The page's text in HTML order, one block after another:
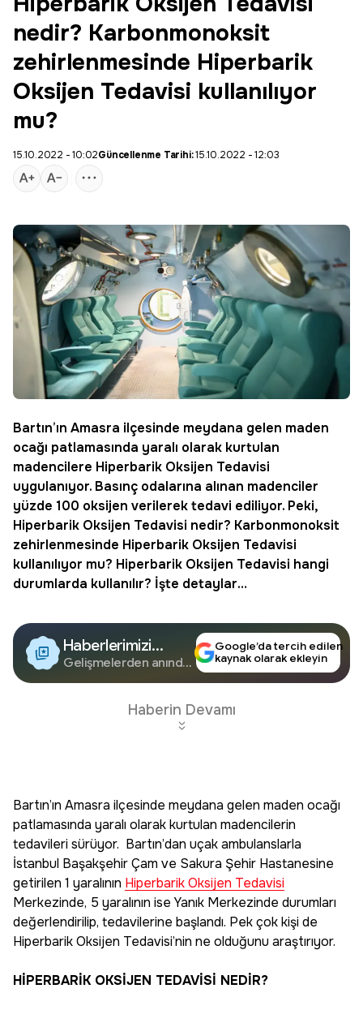
nedir? Karbonmonoksit
zehirlenmesinde Hiperbarik
Oksijen Tedavisi kullanılıyor
mu?
15.10.2022 - 10:02Güncellenme Tarihi:15.10.2022 - 12:03
Bartın’ın Amasra ilçesinde meydana gelen maden
ocağı patlamasında yaralı olarak kurtulan
madencilere Hiperbarik Oksijen Tedavisi
uygulanıyor. Basınç odalarına alınan madenciler
yüzde 100 oksijen verilerek tedavi ediliyor. Peki,
Hiperbarik Oksijen Tedavisi nedir? Karbonmonoksit
zehirlenmesinde Hiperbarik Oksijen Tedavisi
kullanılıyor mu? Hiperbarik Oksijen Tedavisi hangi
durumlarda kullanılır? İşte detaylar…
Haberlerimizi
Google'da Takip
Edin
Gelişmelerden anında
Google’da tercih edilen
kaynak olarak ekleyin
Haberin Devamı
Bartın’ın Amasra ilçesinde meydana gelen maden ocağı
patlamasında yaralı olarak kurtulan madencilerin
tedavileri sürüyor. Bartın’dan uçak ambulanslarla
İstanbul Başakşehir Çam ve Sakura Şehir Hastanesine
getirilen 1 yaralının Hiperbarik Oksijen Tedavisi
Merkezinde, 5 yaralının ise Yanık Merkezinde durumları
değerlendirilip, tedavilerine başlandı. Pek çok kişi de
Hiperbarik Oksijen Tedavisi’nin ne olduğunu araştırıyor.
HİPERBARİK OKSİJEN TEDAVİSİ NEDİR?